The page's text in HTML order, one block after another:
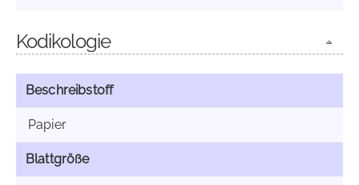
Kodikologie
Beschreibstoff
Papier
Blattgröße